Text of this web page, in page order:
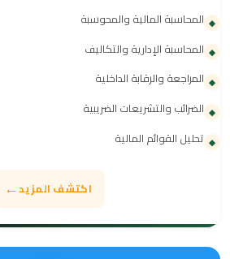
◆ المحاسبة المالية والمحوسبة
◆ المحاسبة الإدارية والتكاليف
◆ المراجعة والرقابة الداخلية
◆ الضرائب والتشريعات الضريبية
◆ تحليل القوائم المالية
اكتشف المزيد←